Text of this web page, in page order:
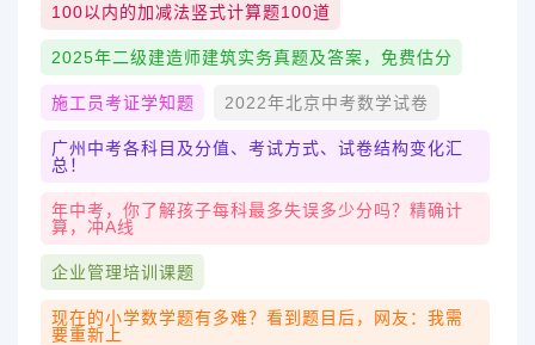
100以内的加减法竖式计算题100道
2025年二级建造师建筑实务真题及答案，免费估分
施工员考证学知题 2022年北京中考数学试卷
广州中考各科目及分值、考试方式、试卷结构变化汇
总！
年中考，你了解孩子每科最多失误多少分吗？精确计
算，冲A线
企业管理培训课题
现在的小学数学题有多难？看到题目后，网友：我需
要重新上